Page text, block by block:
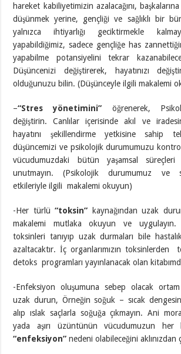
hareket kabiliyetimizin azalacağını, başkalarına
düşünmek yerine, gençliği ve sağlıklı bir
yalnızca ihtiyarlığı geciktirmekle
yapabildiğimiz, sadece gençliğe has
yapabilme potansiyelini tekrar
Düşüncenizi değiştirerek, hayatınızı
olduğunuzu bilin. (Düşünceyle ilgili makalemi
–“Stres yönetimini” öğrenerek,
değiştirin. Canlılar içerisinde akıl ve
hayatını şekillendirme yetkisine sahip
düşüncemizi ve psikolojik durumumuzu
vücudumuzdaki bütün yaşamsal süreçleri
unutmayın. (Psikolojik durumumuz ve
etkileriyle ilgili makalemi okuyun)
-Her türlü“toksin” kaynağından uzak
makalemi mutlaka okuyun ve uygulayın.
toksinleri tanıyıp uzak durmaları bile
azaltacaktır. İç organlarımızın toksinlerden
detoks programları yayınlanacak olan
-Enfeksiyon oluşumuna sebep olacak ortam
uzak durun, Örneğin soğuk – sıcak
alıp ıslak saçlarla soğuğa çıkmayın. Ani
yada aşırı üzüntünün vücudumuzun
“enfeksiyon”nedeni olabileceğini aklınızdan